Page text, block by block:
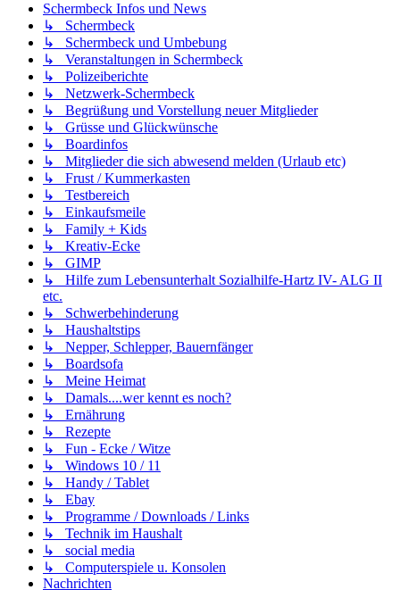
Schermbeck Infos und News
↳ Schermbeck
↳ Schermbeck und Umbebung
↳ Veranstaltungen in Schermbeck
↳ Polizeiberichte
↳ Netzwerk-Schermbeck
↳ Begrüßung und Vorstellung neuer Mitglieder
↳ Grüsse und Glückwünsche
↳ Boardinfos
↳ Mitglieder die sich abwesend melden (Urlaub etc)
↳ Frust / Kummerkasten
↳ Testbereich
↳ Einkaufsmeile
↳ Family + Kids
↳ Kreativ-Ecke
↳ GIMP
↳ Hilfe zum Lebensunterhalt Sozialhilfe-Hartz IV- ALG II
etc.
↳ Schwerbehinderung
↳ Haushaltstips
↳ Nepper, Schlepper, Bauernfänger
↳ Boardsofa
↳ Meine Heimat
↳ Damals....wer kennt es noch?
↳ Ernährung
↳ Rezepte
↳ Fun - Ecke / Witze
↳ Windows 10 / 11
↳ Handy / Tablet
↳ Ebay
↳ Programme / Downloads / Links
↳ Technik im Haushalt
↳ social media
↳ Computerspiele u. Konsolen
Nachrichten